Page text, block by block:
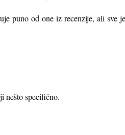
puno od one iz recenzije, ali sve
nešto specifično.